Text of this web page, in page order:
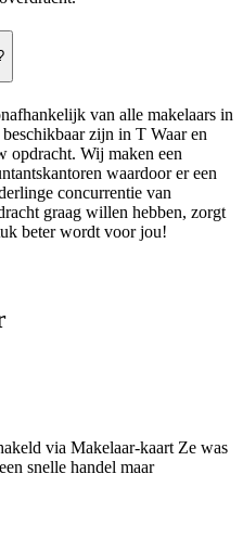
van alle makelaars in
zijn in T Waar en
opdracht. Wij maken een
waardoor er een
concurrentie van
graag willen hebben, zorgt
beter wordt voor jou!
via Makelaar-kaart Ze was
snelle handel maar